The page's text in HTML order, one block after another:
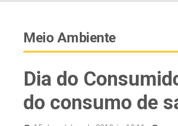
Meio Ambiente
Dia do
do consumo de